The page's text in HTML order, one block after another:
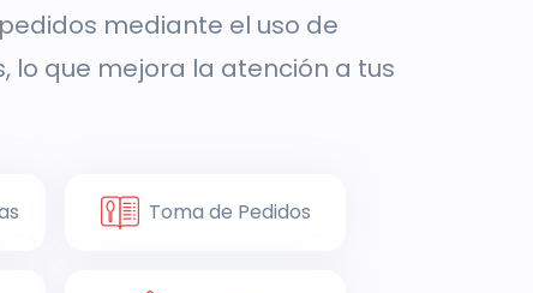
mediante el uso de
lo que mejora la atención a tus
Toma de Pedidos